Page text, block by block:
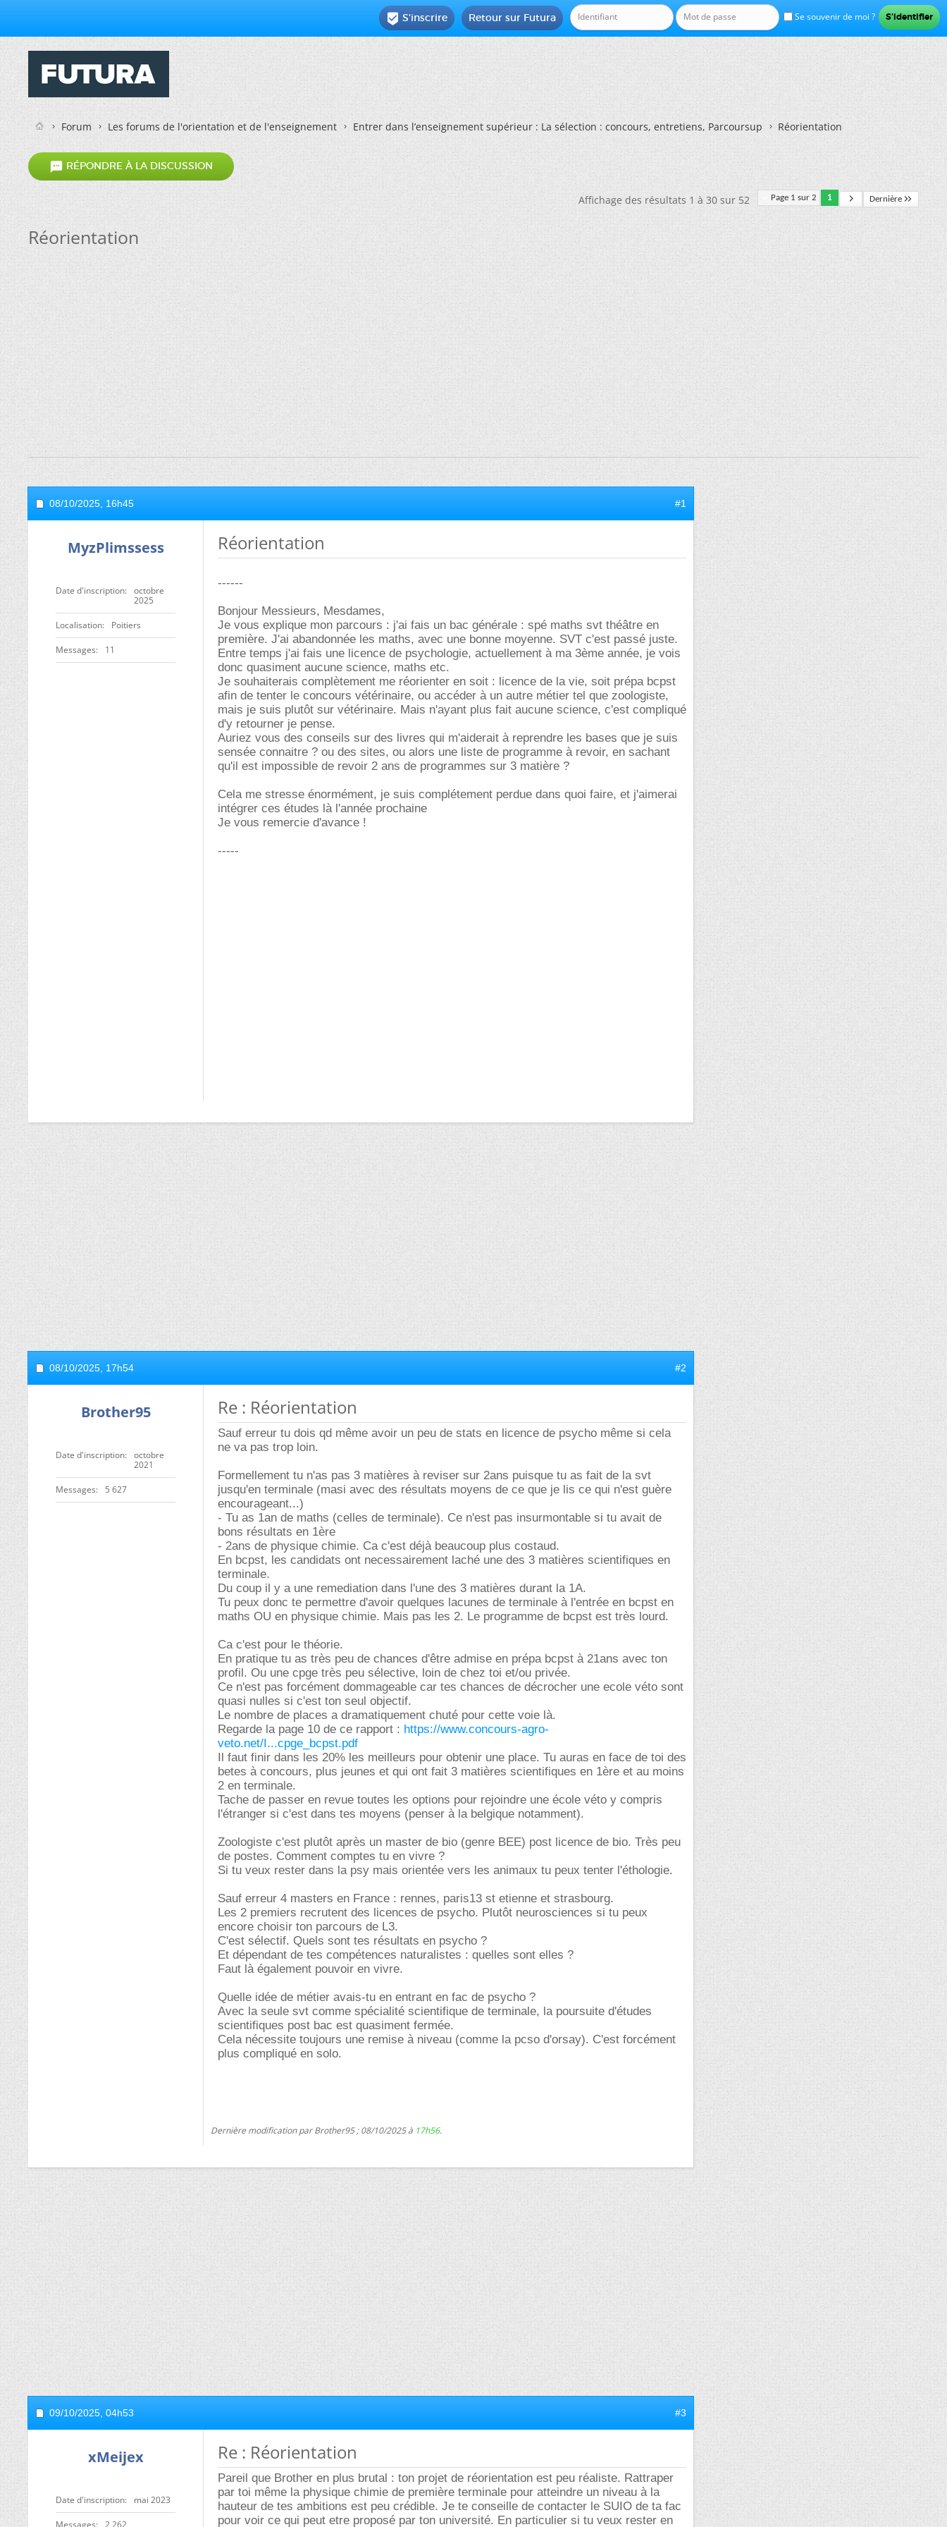
Se souvenir de moi ?
Retour sur Futura
 S'inscrire
Forum Les forums de l'orientation et de l'enseignement Entrer dans l’enseignement supérieur : La sélection : concours, entretiens, Parcoursup Réorientation
 RÉPONDRE À LA DISCUSSION
Page 1 sur 2 1 Dernière
Affichage des résultats 1 à 30 sur 52
Réorientation
08/10/2025, 16h45 #1
MyzPlimssess
Date d'inscription
octobre
2025
Localisation Poitiers
Messages 11
Réorientation
------
Bonjour Messieurs, Mesdames,
Je vous explique mon parcours : j'ai fais un bac générale : spé maths svt théâtre en
première. J'ai abandonnée les maths, avec une bonne moyenne. SVT c'est passé juste.
Entre temps j'ai fais une licence de psychologie, actuellement à ma 3ème année, je vois
donc quasiment aucune science, maths etc.
Je souhaiterais complètement me réorienter en soit : licence de la vie, soit prépa bcpst
afin de tenter le concours vétérinaire, ou accéder à un autre métier tel que zoologiste,
mais je suis plutôt sur vétérinaire. Mais n'ayant plus fait aucune science, c'est compliqué
d'y retourner je pense.
Auriez vous des conseils sur des livres qui m'aiderait à reprendre les bases que je suis
sensée connaitre ? ou des sites, ou alors une liste de programme à revoir, en sachant
qu'il est impossible de revoir 2 ans de programmes sur 3 matière ?
Cela me stresse énormément, je suis complétement perdue dans quoi faire, et j'aimerai
intégrer ces études là l'année prochaine
Je vous remercie d'avance !
-----
08/10/2025, 17h54 #2
Brother95
Date d'inscription
octobre
2021
Messages 5 627
Re : Réorientation
Sauf erreur tu dois qd même avoir un peu de stats en licence de psycho même si cela
ne va pas trop loin.
Formellement tu n'as pas 3 matières à reviser sur 2ans puisque tu as fait de la svt
jusqu'en terminale (masi avec des résultats moyens de ce que je lis ce qui n'est guère
encourageant...)
- Tu as 1an de maths (celles de terminale). Ce n'est pas insurmontable si tu avait de
bons résultats en 1ère
- 2ans de physique chimie. Ca c'est déjà beaucoup plus costaud.
En bcpst, les candidats ont necessairement laché une des 3 matières scientifiques en
terminale.
Du coup il y a une remediation dans l'une des 3 matières durant la 1A.
Tu peux donc te permettre d'avoir quelques lacunes de terminale à l'entrée en bcpst en
maths OU en physique chimie. Mais pas les 2. Le programme de bcpst est très lourd.
Ca c'est pour le théorie.
En pratique tu as très peu de chances d'être admise en prépa bcpst à 21ans avec ton
profil. Ou une cpge très peu sélective, loin de chez toi et/ou privée.
Ce n'est pas forcément dommageable car tes chances de décrocher une ecole véto sont
quasi nulles si c'est ton seul objectif.
Le nombre de places a dramatiquement chuté pour cette voie là.
Regarde la page 10 de ce rapport : https://www.concours-agro-
veto.net/I...cpge_bcpst.pdf
Il faut finir dans les 20% les meilleurs pour obtenir une place. Tu auras en face de toi des
betes à concours, plus jeunes et qui ont fait 3 matières scientifiques en 1ère et au moins
2 en terminale.
Tache de passer en revue toutes les options pour rejoindre une école véto y compris
l'étranger si c'est dans tes moyens (penser à la belgique notamment).
Zoologiste c'est plutôt après un master de bio (genre BEE) post licence de bio. Très peu
de postes. Comment comptes tu en vivre ?
Si tu veux rester dans la psy mais orientée vers les animaux tu peux tenter l'éthologie.
Sauf erreur 4 masters en France : rennes, paris13 st etienne et strasbourg.
Les 2 premiers recrutent des licences de psycho. Plutôt neurosciences si tu peux
encore choisir ton parcours de L3.
C'est sélectif. Quels sont tes résultats en psycho ?
Et dépendant de tes compétences naturalistes : quelles sont elles ?
Faut là également pouvoir en vivre.
Quelle idée de métier avais-tu en entrant en fac de psycho ?
Avec la seule svt comme spécialité scientifique de terminale, la poursuite d'études
scientifiques post bac est quasiment fermée.
Cela nécessite toujours une remise à niveau (comme la pcso d'orsay). C'est forcément
plus compliqué en solo.
Dernière modification par Brother95 ; 08/10/2025 à 17h56.
09/10/2025, 04h53 #3
xMeijex
Date d'inscription mai 2023
Messages 2 262
Re : Réorientation
Pareil que Brother en plus brutal : ton projet de réorientation est peu réaliste. Rattraper
par toi même la physique chimie de première terminale pour atteindre un niveau à la
hauteur de tes ambitions est peu crédible. Je te conseille de contacter le SUIO de ta fac
pour voir ce qui peut etre proposé par ton université. En particulier si tu veux rester en